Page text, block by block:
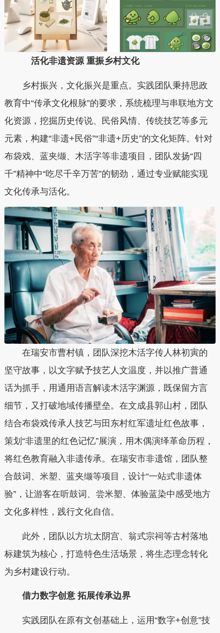
活化非遗资源 重振乡村文化
乡村振兴，文化振兴是重点。实践团队秉持思政
教育中“传承文化根脉”的要求，系统梳理与串联地方文
化资源，挖掘历史传说、民俗风情、传统技艺等多元
元素，构建“非遗+民俗”“非遗+历史”的文化矩阵。针对
布袋戏、蓝夹缬、木活字等非遗项目，团队发扬“四
千”精神中“吃尽千辛万苦”的韧劲，通过专业赋能实现
文化传承与活化。
在瑞安市曹村镇，团队深挖木活字传人林初寅的
坚守故事，以文字赋予技艺人文温度，并以推广普通
话为抓手，用通用语言解读木活字渊源，既保留方言
细节，又打破地域传播壁垒。在文成县郭山村，团队
结合布袋戏传承人技艺与田东村红军遗址红色故事，
策划“非遗里的红色记忆”展演，用木偶演绎革命历程，
将红色教育融入非遗传承。在瑞安市非遗馆，团队整
合鼓词、米塑、蓝夹缬等项目，设计“一站式非遗体
验”，让游客在听鼓词、尝米塑、体验蓝染中感受地方
文化多样性，践行文化自信。
此外，团队以方坑太阴宫、翁式宗祠等古村落地
标建筑为核心，打造特色生活场景，将生态理念转化
为乡村建设行动。
借力数字创意 拓展传承边界
实践团队在原有文创基础上，运用“数字+创意”技